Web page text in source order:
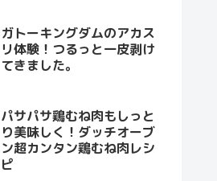
ガトーキングダムのアカス
リ体験！つるっと一皮剥け
てきました。
パサパサ鶏むね肉もしっと
り美味しく！ダッチオーブ
ン超カンタン鶏むね肉レシ
ピ